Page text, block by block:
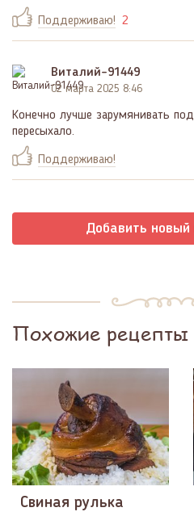
Поддерживаю! 2
Виталий-91449
02 марта 2025 8:46
Конечно лучше зарумянивать
пересыхало.
Поддерживаю!
Добавить новый
Похожие рецепты
Свиная рулька